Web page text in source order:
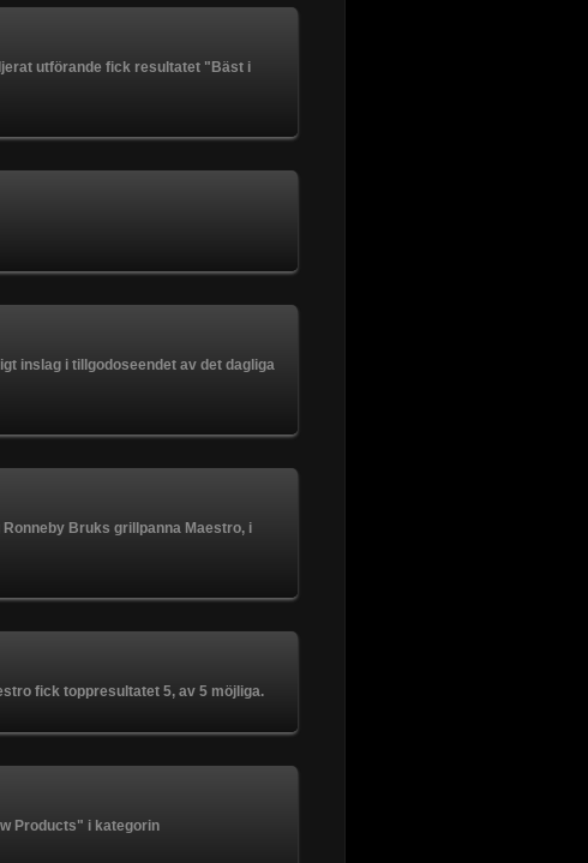
utförande fick resultatet "Bäst i
inslag i tillgodoseendet av det dagliga
Bruks grillpanna Maestro, i
fick toppresultatet 5, av 5 möjliga.
Products" i kategorin